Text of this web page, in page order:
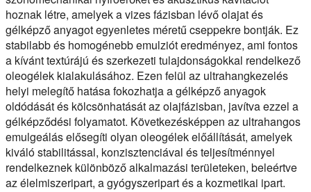
hoznak létre, amelyek a vizes fázisban lévő olajat és
gélképző anyagot egyenletes méretű cseppekre bontják. Ez
stabilabb és homogénebb emulziót eredményez, ami fontos
a kívánt textúrájú és szerkezeti tulajdonságokkal rendelkező
oleogélek kialakulásához. Ezen felül az ultrahangkezelés
helyi melegítő hatása fokozhatja a gélképző anyagok
oldódását és kölcsönhatását az olajfázisban, javítva ezzel a
gélképződési folyamatot. Következésképpen az ultrahangos
emulgeálás elősegíti olyan oleogélek előállítását, amelyek
kiváló stabilitással, konzisztenciával és teljesítménnyel
rendelkeznek különböző alkalmazási területeken, beleértve
az élelmiszeripart, a gyógyszeripart és a kozmetikai ipart.